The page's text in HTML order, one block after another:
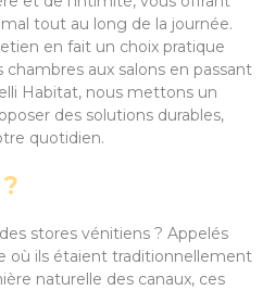
tout au long de la journée.
en fait un choix pratique
chambres aux salons en passant
Habitat, nous mettons un
des solutions durables,
quotidien.
stores vénitiens ? Appelés
où ils étaient traditionnellement
naturelle des canaux, ces